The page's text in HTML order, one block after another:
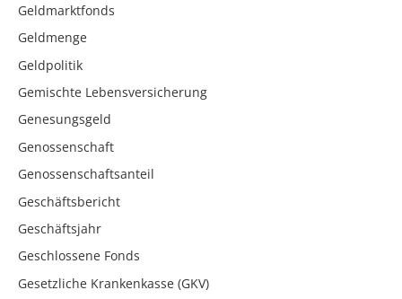
Geldmarktfonds
Geldmenge
Geldpolitik
Gemischte Lebensversicherung
Genesungsgeld
Genossenschaft
Genossenschaftsanteil
Geschäftsbericht
Geschäftsjahr
Geschlossene Fonds
Gesetzliche Krankenkasse (GKV)